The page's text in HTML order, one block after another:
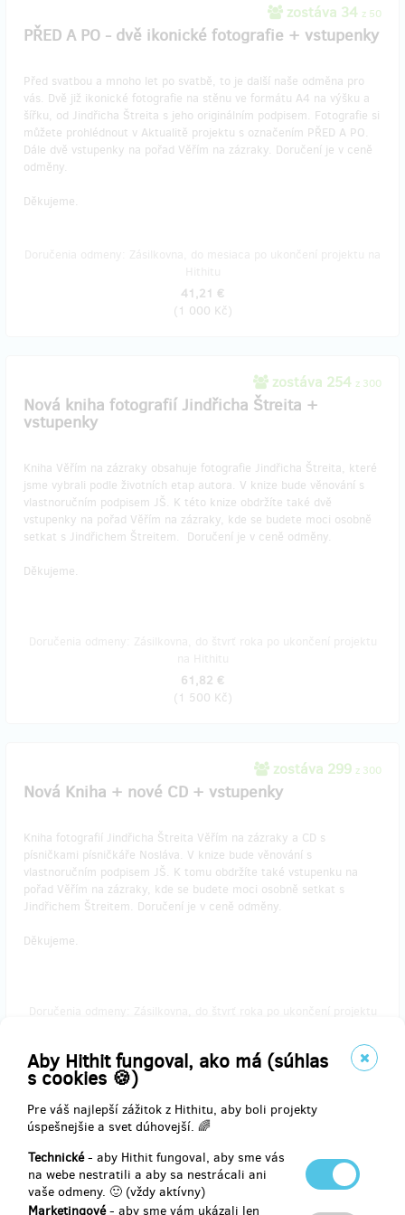
Aby Hithit fungoval, ako má (súhlas
s cookies 🍪)
Pre váš najlepší zážitok z Hithitu, aby boli projekty
úspešnejšie a svet dúhovejší. 🌈
Technické- aby Hithit fungoval, aby sme vás
na webe nestratili a aby sa nestrácali ani
vaše odmeny. 🙂 (vždy aktívny)
Marketingové- aby sme vám ukázali len
zostáva 34 z 50
PŘED A PO - dvě ikonické fotografie + vstupenky
Před svatbou a mnoho let po svatbě, to je další naše odměna pro
vás. Dvě již ikonické fotografie na stěnu ve formátu A4 na výšku a
šířku, od Jindřicha Štreita s jeho originálním podpisem. Fotografie si
můžete prohlédnout v Aktualitě projektu s označením PŘED A PO.
Dále dvě vstupenky na pořad Věřím na zázraky. Doručení je v ceně
odměny.
Děkujeme.
41,21 €
(1 000 Kč)
zostáva 254 z 300
Nová kniha fotografií Jindřicha Štreita +
vstupenky
Kniha Věřím na zázraky obsahuje fotografie Jindřicha Štreita, které
jsme vybrali podle životních etap autora. V knize bude věnování s
vlastnoručním podpisem JŠ. K této knize obdržíte také dvě
vstupenky na pořad Věřím na zázraky, kde se budete moci osobně
setkat s Jindřichem Štreitem. Doručení je v ceně odměny.
Děkujeme.
61,82 €
(1 500 Kč)
zostáva 299 z 300
Nová Kniha + nové CD + vstupenky
Kniha fotografií Jindřicha Štreita Věřím na zázraky a CD s
písničkami písničkáře Nosláva. V knize bude věnování s
vlastnoručním podpisem JŠ. K tomu obdržíte také vstupenku na
pořad Věřím na zázraky, kde se budete moci osobně setkat s
Jindřichem Štreitem. Doručení je v ceně odměny.
Děkujeme.
74,18 €
(1 800 Kč)
Všechno v krabici
V této odměně jsou úplně všechny naše výtvory položené pěkně do